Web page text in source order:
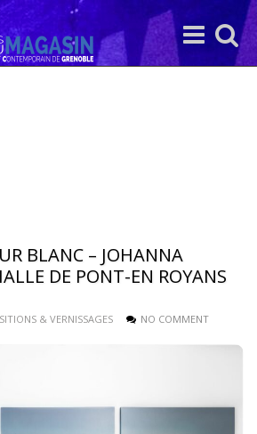
Toggle
search
Toggle
navigation
BLANC – JOHANNA
DE PONT-EN ROYANS
& VERNISSAGES NO COMMENT